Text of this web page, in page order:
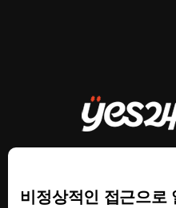
비정상적인 접근으로